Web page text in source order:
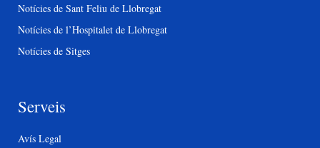
Notícies de Sant Feliu de Llobregat
Notícies de l’Hospitalet de Llobregat
Notícies de Sitges
Serveis
Avís Legal